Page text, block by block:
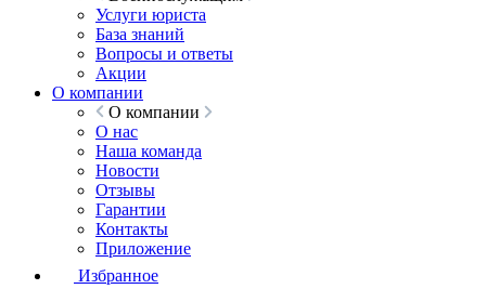
Услуги юриста
База знаний
Вопросы и ответы
Акции
О компании
О компании
О нас
Наша команда
Новости
Отзывы
Гарантии
Контакты
Приложение
Избранное